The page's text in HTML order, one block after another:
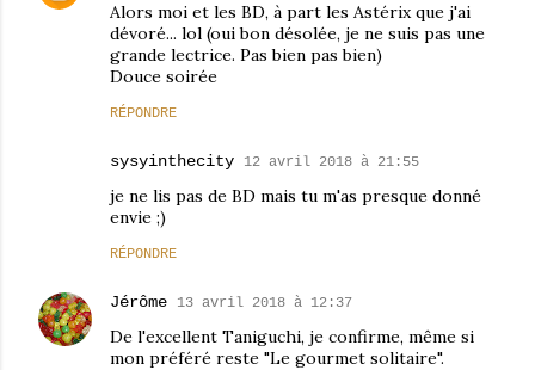
Alors moi et les BD, à part les Astérix que j'ai
dévoré... lol (oui bon désolée, je ne suis pas une
grande lectrice. Pas bien pas bien)
Douce soirée
RÉPONDRE
sysyinthecity 12 avril 2018 à 21:55
je ne lis pas de BD mais tu m'as presque donné
envie ;)
RÉPONDRE
Jérôme 13 avril 2018 à 12:37
De l'excellent Taniguchi, je confirme, même si
mon préféré reste "Le gourmet solitaire".